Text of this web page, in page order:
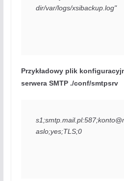
dir/var/logs/xsibackup.log"
Przykładowy plik
serwera SMTP ./conf/smtpsrv
s1;smtp.mail.pl:587;
aslo;yes;TLS;0